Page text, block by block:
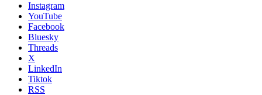
Instagram
YouTube
Facebook
Bluesky
Threads
X
LinkedIn
Tiktok
RSS